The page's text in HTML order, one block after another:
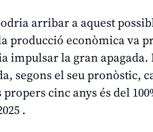
arribar a aquest
producció econòmica va
impulsar la gran
segons el seu pronòstic,
cinc anys és del
.